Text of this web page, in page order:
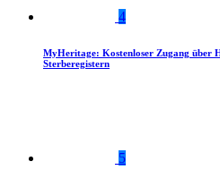
4
MyHeritage: Kostenloser Zugang über
Sterberegistern
5